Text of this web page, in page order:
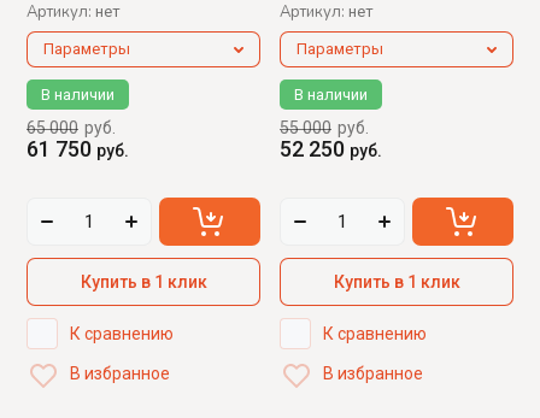
Артикул: нет
Параметры
В наличии
65 000 руб.
61 750 руб.
Купить в 1 клик
К сравнению
В избранное
Артикул: нет
Параметры
В наличии
55 000 руб.
52 250 руб.
Купить в 1 клик
К сравнению
В избранное